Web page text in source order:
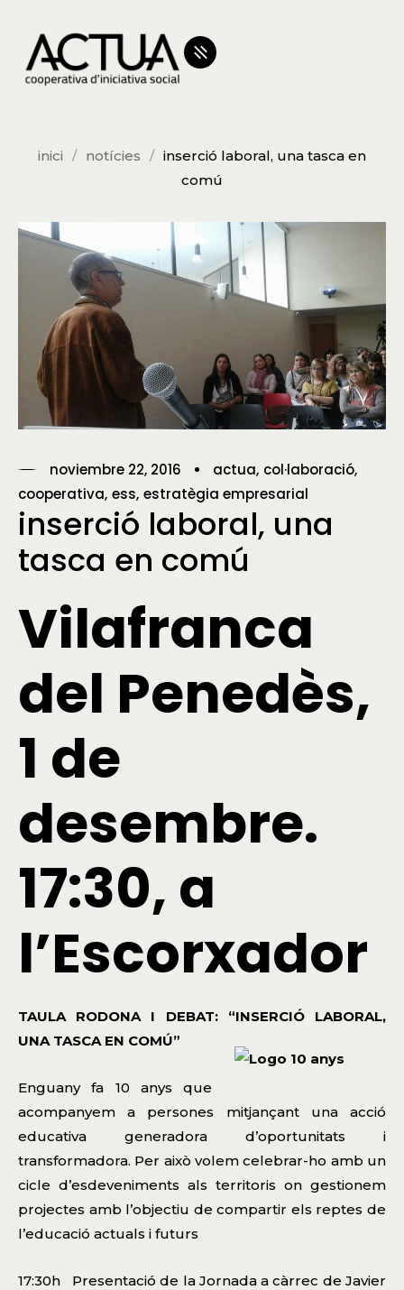
inici notícies
inserció laboral, una tasca en
comú
noviembre 22, 2016 actua col·laboració
cooperativa ess estratègia empresarial
inserció laboral, una
tasca en comú
Vilafranca
del Penedès,
1 de
desembre.
17:30, a
l’Escorxador
TAULA RODONA I DEBAT: “INSERCIÓ LABORAL,
UNA TASCA EN COMÚ”
Enguany fa 10 anys que
acompanyem a persones mitjançant una acció
educativa generadora d’oportunitats i
transformadora. Per això volem celebrar-ho amb un
cicle d’esdeveniments als territoris on gestionem
projectes amb l’objectiu de compartir els reptes de
l’educació actuals i futurs
17:30h Presentació de la Jornada a càrrec de Javier